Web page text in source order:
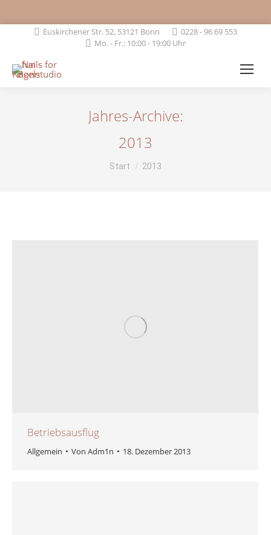
Euskirchener Str. 52, 53121 Bonn
0228 - 96 69 553
Mo. - Fr.: 10:00 - 19:00 Uhr
Jahres-Archive:
2013
Sie befinden sich hier:
Start 2013
Betriebsausflug
Allgemein Von Adm1n 18. Dezember 2013